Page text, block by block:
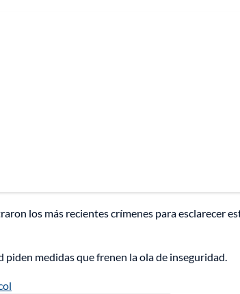
los más recientes crímenes para esclarecer
medidas que frenen la ola de inseguridad.